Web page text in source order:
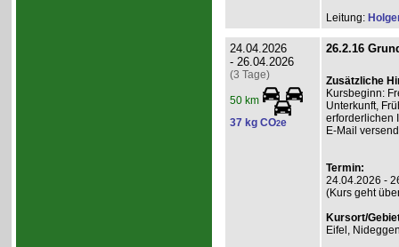
Leitung:
24.04.2026
- 26.04.2026
(3 Tage)
50 km
37 kg CO2e
26.2.16
Zusätzliche
Kursbeginn:
Unterkunft,
erforderlichen
E-Mail
Termin:
24.04.2026 -
(Kurs geht
Kursort/
Eifel,